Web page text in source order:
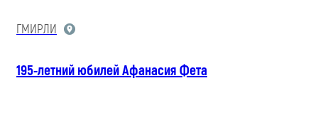
ГМИРЛИ
195-летний юбилей Афанасия Фета